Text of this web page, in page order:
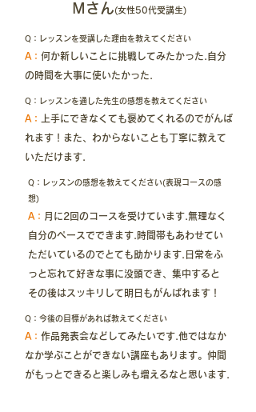
​Mさん(女性50代受講生)
Q：レッスンを受講した理由を教えてください
A： 何か新しいことに挑戦してみたかった.自分
の時間を大事に使いたかった.
Q：レッスンを通した先生の感想を教えてください
A：
上手にできなくても褒めてくれるのでがんば
れます！また、わからないことも丁寧に教えて
いただけます.
Q：レッスンの感想を教えてください(表現コースの感
想)
A： 月に2回のコースを受けています.無理なく
自分のペースでできます.時間帯もあわせてい
ただいているのでとても助かります.日常をふ
っと忘れて好きな事に没頭でき、集中すると
その後はスッキリして明日もがんばれます！
Q：今後の目標があれば教えてください
A： 作品発表会などしてみたいです.他ではなか
なか学ぶことができない講座もあります。仲間
がもっとできると楽しみも増えるなと思います.